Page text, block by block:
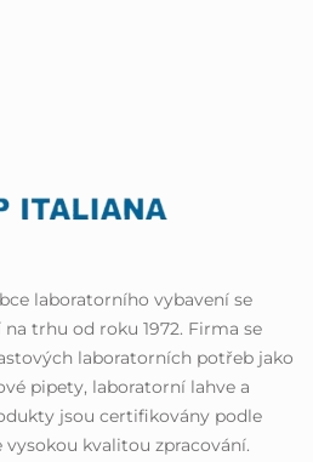
laboratorního vybavení se
trhu od roku 1972. Firma se
laboratorních potřeb jako
pipety, laboratorní lahve a
jsou certifikovány podle
vysokou kvalitou zpracování.